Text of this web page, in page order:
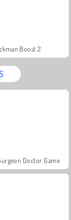
Boost 2
Doctor Game